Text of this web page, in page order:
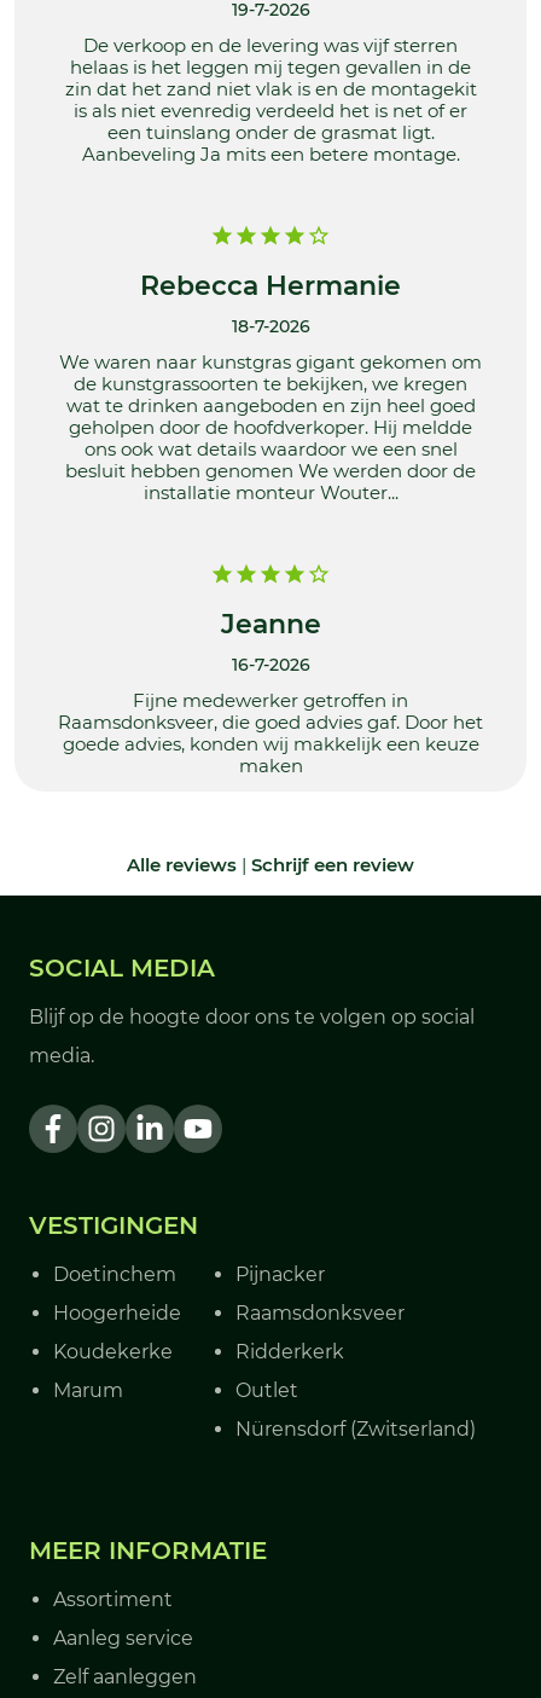
19-7-2026
De verkoop en de levering was vijf sterren
helaas is het leggen mij tegen gevallen in de
zin dat het zand niet vlak is en de montagekit
is als niet evenredig verdeeld het is net of er
een tuinslang onder de grasmat ligt.
Aanbeveling Ja mits een betere montage.
Rebecca Hermanie
18-7-2026
We waren naar kunstgras gigant gekomen om
de kunstgrassoorten te bekijken, we kregen
wat te drinken aangeboden en zijn heel goed
geholpen door de hoofdverkoper. Hij meldde
ons ook wat details waardoor we een snel
besluit hebben genomen We werden door de
installatie monteur Wouter...
Jeanne
16-7-2026
Fijne medewerker getroffen in
Raamsdonksveer, die goed advies gaf. Door het
goede advies, konden wij makkelijk een keuze
maken
Alle reviews | Schrijf een review
SOCIAL MEDIA
Blijf op de hoogte door ons te volgen op social
media.
VESTIGINGEN
Doetinchem
Hoogerheide
Koudekerke
Marum
Pijnacker
Raamsdonksveer
Ridderkerk
Outlet
Nürensdorf (Zwitserland)
MEER INFORMATIE
Assortiment
Aanleg service
Zelf aanleggen